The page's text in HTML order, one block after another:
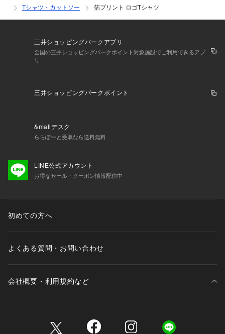
Tシャツ・カットソー
箔プリント ロゴTシャツ
三井ショッピングパークアプリ
全国の三井ショッピングパークポイント対象施設でご利用できるアプ
リ
三井ショッピングパークポイント
&mallデスク
ららぽーと受取なら送料無料
LINE公式アカウント
お得なセール・クーポン情報配信中
初めての方へ
よくある質問・お問い合わせ
会社概要・利用規約など